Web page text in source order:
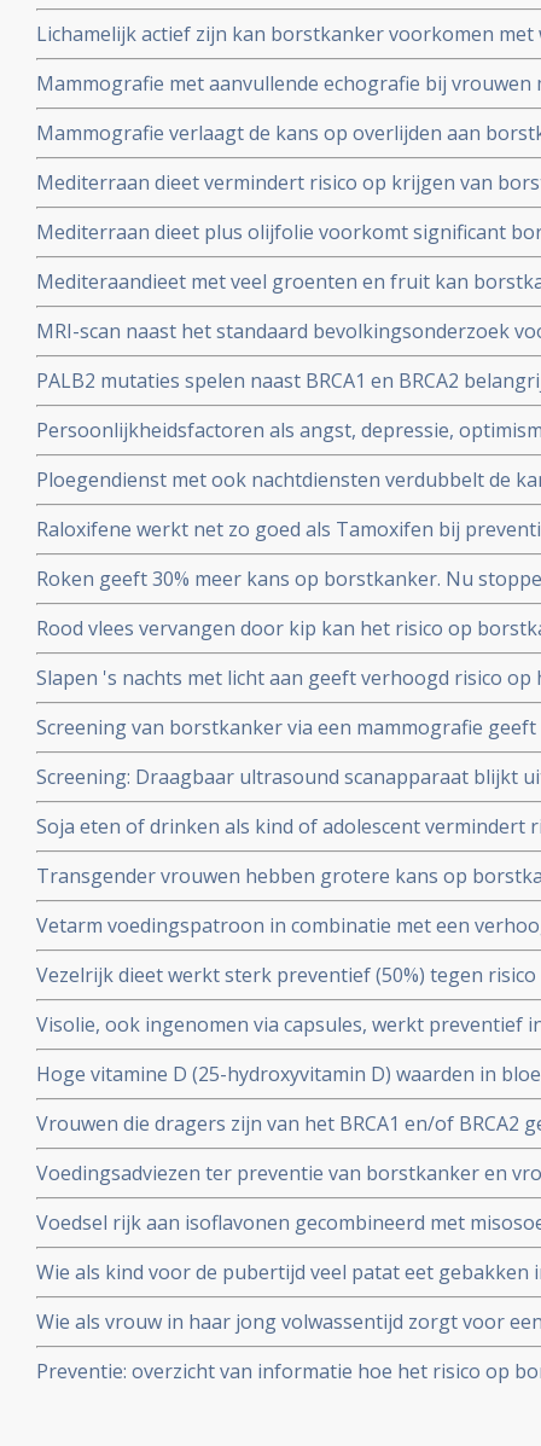
Zuid-Amerika en wordt vooral veroorzaakt door
Lichamelijk actief zijn kan borstkanker voorkomen met
dit geldt alleen voor hormoongevoelige vormen van
Mammografie met aanvullende echografie bij
betere resultaten in vergelijking met mammografie
en in vergelijking met mammografie met echografie +
Mammografie verlaagt de kans op overlijden aan
aantal gevorderde borstkanker op 10-jaars meting in
geen mammografie hadden gehad.
Mediterraan dieet vermindert risico op krijgen van
meta-analyse van 18 studies.
Mediterraan dieet plus olijfolie voorkomt significant
agressieve vorm van borstkanker, blijkt uit
naar risico op hart- en vaatziektes bij vrouwen uit
Mediteraandieet met veel groenten en fruit kan
hormoongevoelige borstkanker (tot 40 procent)
overgang
MRI-scan naast het standaard bevolkingsonderzoek
en kan vrouwen met dicht borstweefsel helpen
vaker vals alarm
PALB2 mutaties spelen naast BRCA1 en BRCA2
borstkanker. Blijkt uit DNA studie onder ruim een
verder onderzoeken.
Persoonlijkheidsfactoren als angst, depressie,
het wel of niet krijgen van borstkanker, blijkt uit
Ploegendienst met ook nachtdiensten verdubbelt de
borstkanker
Raloxifene werkt net zo goed als Tamoxifen bij
vrouwen met significant minder bijwerkingen.
Roken geeft 30% meer kans op borstkanker. Nu
als preventie..
Rood vlees vervangen door kip kan het risico op
verhoogt namelijk het risico, kip verkleint het risico op
Slapen 's nachts met licht aan geeft verhoogd risico
Hoe meer licht 's nachts hoe groter het risico.
Screening van borstkanker via een mammografie
uiteindelijke overlevingscijfers blijkt uit 25 jarige studie
leeftijd van 40 tot 59 jaar in Canada.
Screening: Draagbaar ultrasound scanapparaat blijkt
bij ontdekken van kwaadaardige tumoren bij mensen
van borstkanker copy 1
Soja eten of drinken als kind of adolescent vermindert
leeftijd.
Transgender vrouwen hebben grotere kans op
gebruikten, blijkt uit Nederlandse studie
Vetarm voedingspatroon in combinatie met een
fruit en granen kan het risico op overlijden als gevolg
postmenopauzale vrouwen verminderen blijkt uit
Vezelrijk dieet werkt sterk preventief (50%) tegen
vrouwen (in leeftijd voor de overgang).
Visolie, ook ingenomen via capsules, werkt preventief
borstkanker bij vrouwen in de leeftijd na de overgang.
bevolkingstudie onder 35.000 vrouwen. Artikel
Hoge vitamine D (25-hydroxyvitamin D) waarden in
risico - 44 procent - op overlijden aan borstkanker dan
moment van diagnose copy 1
Vrouwen die dragers zijn van het BRCA1 en/of BRCA2
het krijgen van borstkanker met 50% en
eierstokken en eileiders weg te laten halen.
Voedingsadviezen ter preventie van borstkanker en
voeding en meditatie opgesteld door de natuurdietisten
Voedsel rijk aan isoflavonen gecombineerd met
met 40% verminderen aldus tienjarige Japanse studie
geplaatst juni 2003.
Wie als kind voor de pubertijd veel patat eet
risico op krijgen van borstkanker op latere leeftijd
verpleegkundigen
Wie als vrouw in haar jong volwassentijd zorgt voor
beduidend minder risico - 65% - op borstkanker met
Preventie: overzicht van informatie hoe het risico op